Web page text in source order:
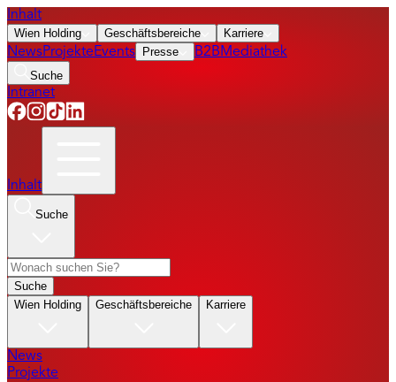
Inhalt
Wien Holding Geschäftsbereiche Karriere
NewsProjekteEvents Presse B2B Mediathek
Suche
Intranet
Inhalt
Suche
Suche
Wien Holding
Geschäftsbereiche Karriere
News
Projekte